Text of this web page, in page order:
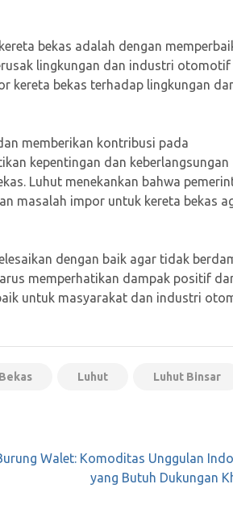
bekas adalah dengan
lingkungan dan industri otomotif
kereta bekas terhadap lingkungan
memberikan kontribusi pada
kepentingan dan keberlangsungan
Luhut menekankan bahwa
masalah impor untuk kereta bekas
dengan baik agar tidak
memperhatikan dampak positif
untuk masyarakat dan industri
Luhut Luhut Binsar
Walet: Komoditas Unggulan
yang Butuh Dukungan